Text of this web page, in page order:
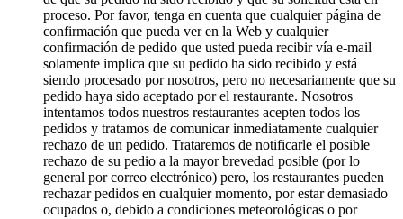
proceso. Por favor, tenga en cuenta que cualquier página de
confirmación que pueda ver en la Web y cualquier
confirmación de pedido que usted pueda recibir vía e-mail
solamente implica que su pedido ha sido recibido y está
siendo procesado por nosotros, pero no necesariamente que su
pedido haya sido aceptado por el restaurante. Nosotros
intentamos todos nuestros restaurantes acepten todos los
pedidos y tratamos de comunicar inmediatamente cualquier
rechazo de un pedido. Trataremos de notificarle el posible
rechazo de su pedio a la mayor brevedad posible (por lo
general por correo electrónico) pero, los restaurantes pueden
rechazar pedidos en cualquier momento, por estar demasiado
ocupados o, debido a condiciones meteorológicas o por